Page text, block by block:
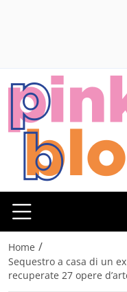
Home /
Sequestro a casa di un
recuperate 27 opere